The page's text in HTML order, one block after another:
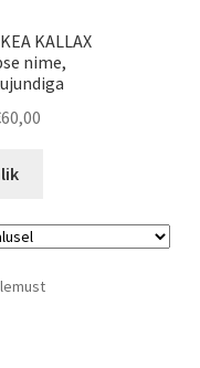
KALLAX
nime,
60,00
€60,00
multiple
Sorted